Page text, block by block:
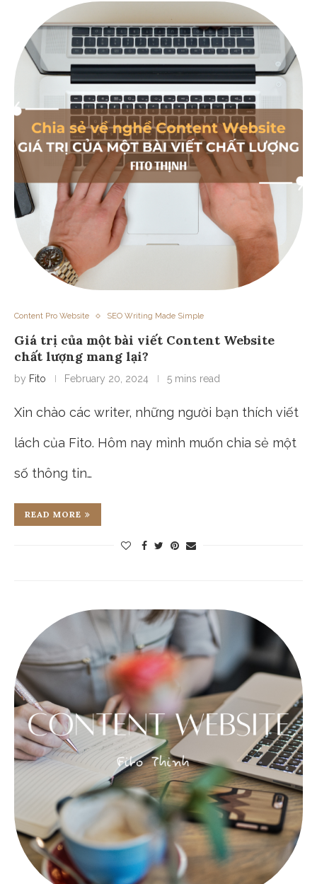
Content Pro Website SEO Writing Made Simple
Giá trị của một bài viết Content Website
chất lượng mang lại?
by Fito February 20, 2024 5 mins read
Xin chào các writer, những người bạn thích viết
lách của Fito. Hôm nay mình muốn chia sẻ một
số thông tin…
READ MORE